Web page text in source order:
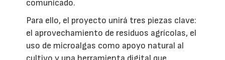
comunicado.
Para ello, el proyecto unirá tres piezas clave:
el aprovechamiento de residuos agrícolas, el
uso de microalgas como apoyo natural al